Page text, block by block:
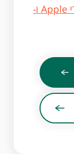
סרטון הסבר להורדת eSIM למכשירי Apple ו-